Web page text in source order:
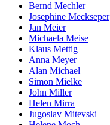
Bernd Mechler
Josephine Meckseper
Jan Meier
Michaela Meise
Klaus Mettig
Anna Meyer
Alan Michael
Simon Mielke
John Miller
Helen Mirra
Jugoslav Mitevski